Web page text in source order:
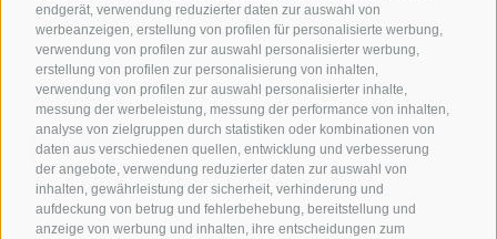
endgerät, verwendung reduzierter daten zur auswahl von
werbeanzeigen, erstellung von profilen für personalisierte werbung,
verwendung von profilen zur auswahl personalisierter werbung,
erstellung von profilen zur personalisierung von inhalten,
verwendung von profilen zur auswahl personalisierter inhalte,
messung der werbeleistung, messung der performance von inhalten,
analyse von zielgruppen durch statistiken oder kombinationen von
daten aus verschiedenen quellen, entwicklung und verbesserung
der angebote, verwendung reduzierter daten zur auswahl von
inhalten, gewährleistung der sicherheit, verhinderung und
aufdeckung von betrug und fehlerbehebung, bereitstellung und
anzeige von werbung und inhalten, ihre entscheidungen zum
AMT FÜR DEN NATIONALPARK STILFSERJOCH